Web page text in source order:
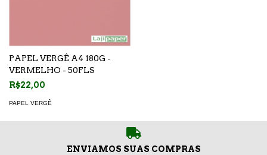
PAPEL VERGÊ A4 180G -
VERMELHO - 50FLS
R$22,00
PAPEL VERGÊ
ENVIAMOS SUAS COMPRAS